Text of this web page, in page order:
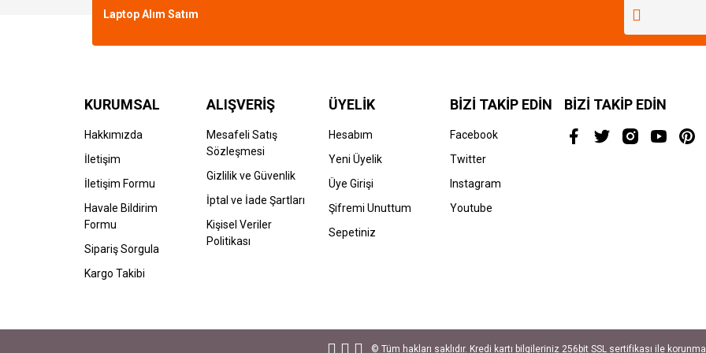
Laptop Alım Satım
KURUMSAL
Hakkımızda
İletişim
İletişim Formu
Havale Bildirim
Formu
Sipariş Sorgula
Kargo Takibi
ALIŞVERİŞ
Mesafeli Satış
Sözleşmesi
Gizlilik ve Güvenlik
İptal ve İade Şartları
Kişisel Veriler
Politikası
ÜYELİK
Hesabım
Yeni Üyelik
Üye Girişi
Şifremi Unuttum
Sepetiniz
BİZİ TAKİP EDİN
Facebook
Twitter
Instagram
Youtube
BİZİ TAKİP EDİN
© Tüm hakları saklıdır. Kredi kartı bilgileriniz 256bit SSL sertifikası ile